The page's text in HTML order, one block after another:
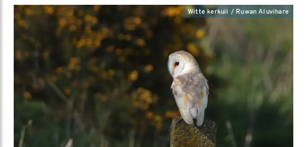
Witte kerkuil / Ruwan Aluvihare